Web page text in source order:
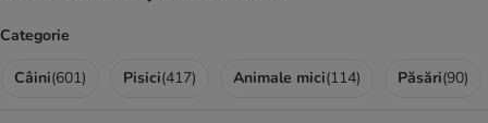
Categorie
Câini(601) Pisici(417) Animale mici(114) Păsări(90)